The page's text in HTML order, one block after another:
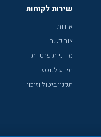
שירות לקוחות
אודות
צור קשר
מדיניות פרטיות
מידע לנוסע
תקנון ביטול וזיכוי